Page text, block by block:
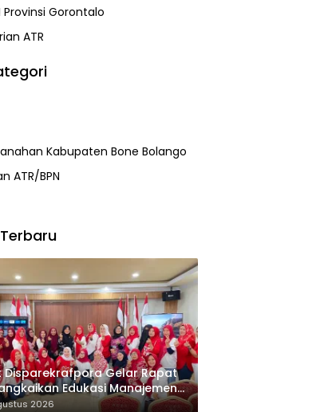
Provinsi Gorontalo
ATR
Kabupaten Bone Bolango
ATR/BPN
Disparekrafpora Gelar Rapat
Edukasi Manajemen
2026